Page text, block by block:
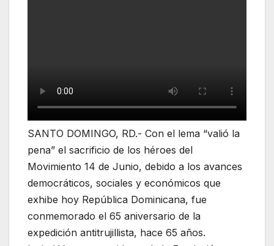
SANTO DOMINGO, RD.- Con el lema “valió la
pena” el sacrificio de los héroes del
Movimiento 14 de Junio, debido a los avances
democráticos, sociales y económicos que
exhibe hoy República Dominicana, fue
conmemorado el 65 aniversario de la
expedición antitrujillista, hace 65 años.